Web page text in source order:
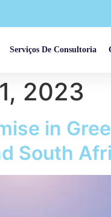
Serviços De Consultoria
2023
in
South